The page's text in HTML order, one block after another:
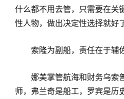
什么都不用去管，只需要在关
性人物，做出决定性选择就好
索隆为副船，责任在于辅
娜美掌管航海和财务乌索
师，弗兰奇是船工，罗宾是历